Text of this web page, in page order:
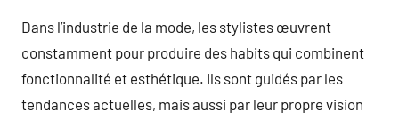
Dans l’industrie de la mode, les stylistes œuvrent
constamment pour produire des habits qui combinent
fonctionnalité et esthétique. Ils sont guidés par les
tendances actuelles, mais aussi par leur propre vision